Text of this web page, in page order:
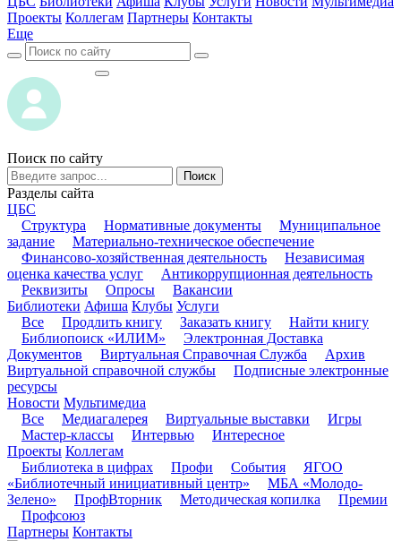
Проекты Коллегам Партнеры Контакты
Еще
Поиск по сайту
Поиск
Разделы сайта
ЦБС
Структура
Нормативные документы
Муниципальное
задание
Материально-техническое обеспечение
Финансово-хозяйственная деятельность
Независимая
оценка качества услуг
Антикоррупционная деятельность
Реквизиты
Опросы
Вакансии
Библиотеки Афиша Клубы Услуги
Все
Продлить книгу Заказать книгу
Найти книгу
Библиопоиск «ИЛИМ»
Электронная Доставка
Документов
Виртуальная Справочная Служба
Архив
Виртуальной справочной службы
Подписные электронные
ресурсы
Новости Мультимедиа
Все
Медиагалерея Виртуальные выставки
Игры
Мастер-классы
Интервью
Интересное
Проекты Коллегам
Библиотека в цифрах
Профи События
ЯГОО
«Библиотечный инициативный центр»
МБА «Молодо-
Зелено»
ПрофВторник Методическая копилка
Премии
Профсоюз
Партнеры Контакты